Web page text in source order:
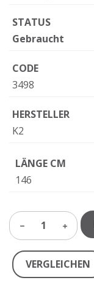
STATUS
Gebraucht
CODE
3498
HERSTELLER
K2
LÄNGE CM
146
1
VERGLEICHEN